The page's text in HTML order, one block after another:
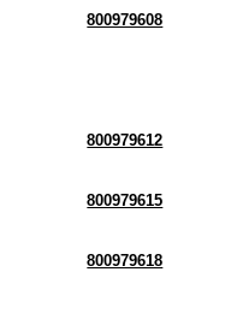
800979608
800979612
800979615
800979618